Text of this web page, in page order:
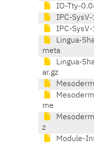
IO-Tty-
IPC-
IPC-
Lingua-
meta
Lingua-
ar.gz
me
z
Module-